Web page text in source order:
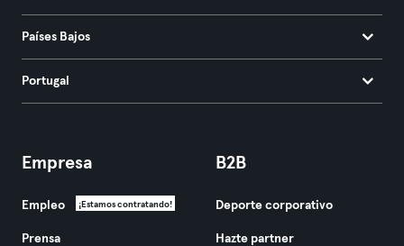
Países Bajos
Portugal
Empresa
Empleo ¡Estamos contratando!
Prensa
B2B
Deporte corporativo
Hazte partner